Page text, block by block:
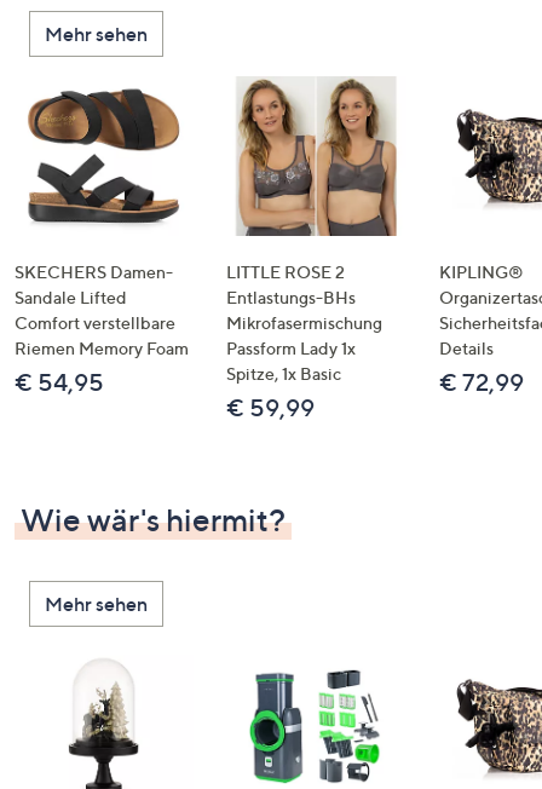
Mehr sehen
SKECHERS Damen-
Sandale Lifted
Comfort verstellbare
Riemen Memory Foam
€ 54,95
LITTLE ROSE 2
Entlastungs-BHs
Mikrofasermischung
Passform Lady 1x
Spitze, 1x Basic
€ 59,99
KIPLING®
Details
€ 72,99
Wie wär's hiermit?
Mehr sehen